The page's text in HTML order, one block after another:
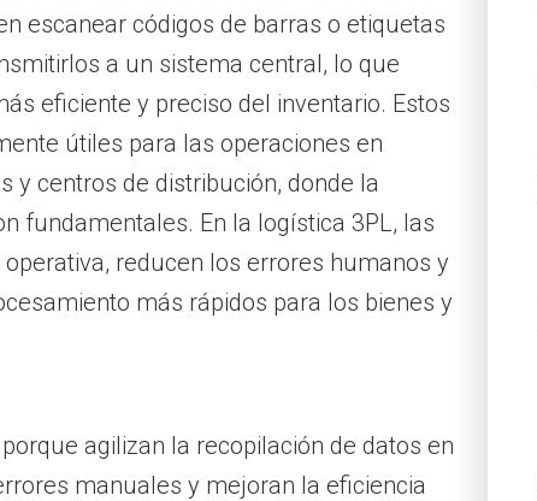
escanear códigos de barras o etiquetas
a un sistema central, lo que
eficiente y preciso del inventario. Estos
útiles para las operaciones en
y centros de distribución, donde la
fundamentales. En la logística 3PL, las
reducen los errores humanos y
más rápidos para los bienes y
agilizan la recopilación de datos en
manuales y mejoran la eficiencia